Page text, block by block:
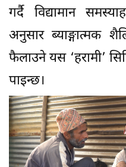
गर्दै विद्यामान
अनुसार ब्याङ्गात्मक
फैलाउने यस ‘हरामी’
पाइन्छ।